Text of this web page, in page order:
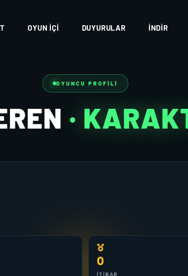
OYUN İÇI DUYURULAR İNDIR
OYUNCU PROFILI
·
0
İTIBAR